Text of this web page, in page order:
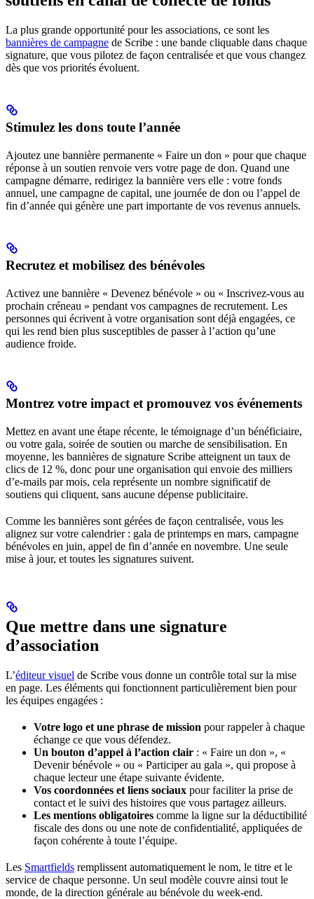
La plus grande opportunité pour les associations, ce sont les
bannières de campagne de Scribe : une bande cliquable dans chaque
signature, que vous pilotez de façon centralisée et que vous changez
dès que vos priorités évoluent.
Stimulez les dons toute l’année
Ajoutez une bannière permanente « Faire un don » pour que chaque
réponse à un soutien renvoie vers votre page de don. Quand une
campagne démarre, redirigez la bannière vers elle : votre fonds
annuel, une campagne de capital, une journée de don ou l’appel de
fin d’année qui génère une part importante de vos revenus annuels.
Recrutez et mobilisez des bénévoles
Activez une bannière « Devenez bénévole » ou « Inscrivez-vous au
prochain créneau » pendant vos campagnes de recrutement. Les
personnes qui écrivent à votre organisation sont déjà engagées, ce
qui les rend bien plus susceptibles de passer à l’action qu’une
audience froide.
Montrez votre impact et promouvez vos événements
Mettez en avant une étape récente, le témoignage d’un bénéficiaire,
ou votre gala, soirée de soutien ou marche de sensibilisation. En
moyenne, les bannières de signature Scribe atteignent un taux de
clics de 12 %, donc pour une organisation qui envoie des milliers
d’e-mails par mois, cela représente un nombre significatif de
soutiens qui cliquent, sans aucune dépense publicitaire.
Comme les bannières sont gérées de façon centralisée, vous les
alignez sur votre calendrier : gala de printemps en mars, campagne
bénévoles en juin, appel de fin d’année en novembre. Une seule
mise à jour, et toutes les signatures suivent.
Que mettre dans une signature
d’association
L’éditeur visuel de Scribe vous donne un contrôle total sur la mise
en page. Les éléments qui fonctionnent particulièrement bien pour
les équipes engagées :
Votre logo et une phrase de mission pour rappeler à chaque
échange ce que vous défendez.
Un bouton d’appel à l’action clair : « Faire un don », «
Devenir bénévole » ou « Participer au gala », qui propose à
chaque lecteur une étape suivante évidente.
Vos coordonnées et liens sociaux pour faciliter la prise de
contact et le suivi des histoires que vous partagez ailleurs.
Les mentions obligatoires comme la ligne sur la déductibilité
fiscale des dons ou une note de confidentialité, appliquées de
façon cohérente à toute l’équipe.
Les Smartfields remplissent automatiquement le nom, le titre et le
service de chaque personne. Un seul modèle couvre ainsi tout le
monde, de la direction générale au bénévole du week-end.